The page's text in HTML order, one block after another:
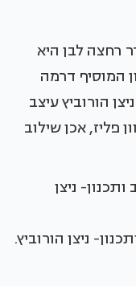
רחצה לבן היא
המוסיף דרמה
הורוביץ עיצב
פליז, אכן שילוב
ניצן הורוביץ.